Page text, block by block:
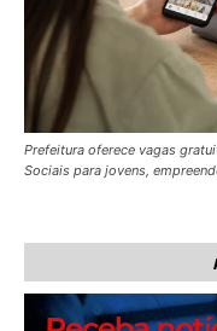
Prefeitura oferece vagas
Sociais para jovens,